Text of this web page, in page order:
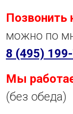
Позвонить
можно по
8 (495)
Мы
(без обеда)